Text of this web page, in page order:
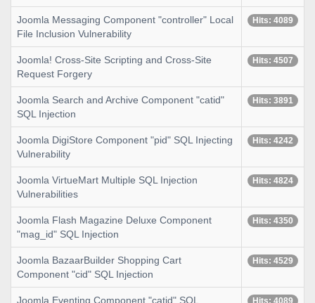
Joomla Messaging Component "controller" Local
File Inclusion Vulnerability
Hits: 4089
Joomla! Cross-Site Scripting and Cross-Site
Request Forgery
Hits: 4507
Joomla Search and Archive Component "catid"
SQL Injection
Hits: 3891
Joomla DigiStore Component "pid" SQL Injecting
Vulnerability
Hits: 4242
Joomla VirtueMart Multiple SQL Injection
Vulnerabilities
Hits: 4824
Joomla Flash Magazine Deluxe Component
"mag_id" SQL Injection
Hits: 4350
Joomla BazaarBuilder Shopping Cart
Component "cid" SQL Injection
Hits: 4529
Joomla Eventing Component "catid" SQL